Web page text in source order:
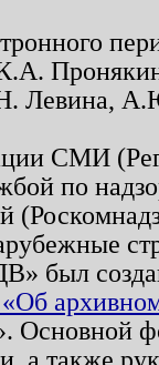
К.А.
Левина,
СМИ
по
был
Основной
а также